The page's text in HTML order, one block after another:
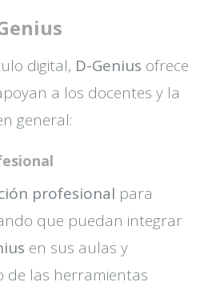
digital, D-Genius ofrece
a los docentes y la
general:
profesional para
que puedan integrar
en sus aulas y
de las herramientas